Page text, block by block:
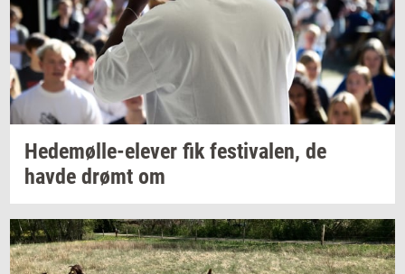
Hedemølle-​elever fikfesti­va­len, de
havde drømt om